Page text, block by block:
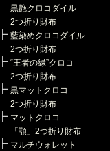
黒艶クロコダイル
2つ折り財布
藍染めクロコダイル
2つ折り財布
“王者の緑”クロコ
2つ折り財布
黒マットクロコ
2つ折り財布
マットクロコ
「顎」2つ折り財布
マルチウォレット